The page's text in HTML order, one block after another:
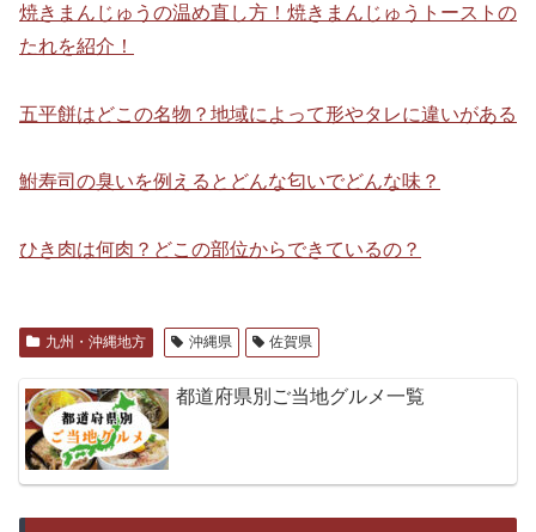
焼きまんじゅうの温め直し方！焼きまんじゅうトーストの
たれを紹介！
五平餅はどこの名物？地域によって形やタレに違いがある
鮒寿司の臭いを例えるとどんな匂いでどんな味？
ひき肉は何肉？どこの部位からできているの？
九州・沖縄地方 沖縄県 佐賀県
都道府県別ご当地グルメ一覧